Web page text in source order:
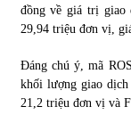
đồng về giá trị giao
29,94 triệu đơn vị,
Đáng chú ý, mã
khối lượng giao
21,2 triệu đơn vị và